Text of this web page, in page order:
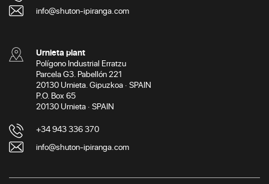
info@shuton-ipiranga.com
Urnieta plant
Polígono Industrial Erratzu
Parcela G3. Pabellón 221
20130 Urnieta. Gipuzkoa · SPAIN
P.O. Box 65
20130 Urnieta · SPAIN
+34 943 336 370
info@shuton-ipiranga.com